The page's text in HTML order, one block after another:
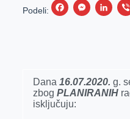
Podeli:
F
b
o
o
M
e
n
L
d
Dana 16.07.2020. g.
zbog PLANIRANIH
isključuju: